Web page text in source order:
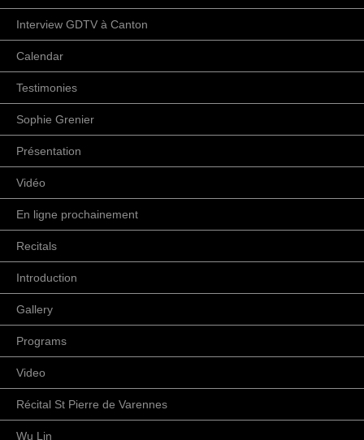
Interview GDTV à Canton
Calendar
Testimonies
Sophie Grenier
Présentation
Vidéo
En ligne prochainement
Recitals
Introduction
Gallery
Programs
Video
Récital St Pierre de Varennes
Wu Lin